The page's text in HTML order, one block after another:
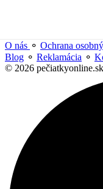
O nás ⚬ Ochrana
Blog ⚬ Reklamácia ⚬
© 2026